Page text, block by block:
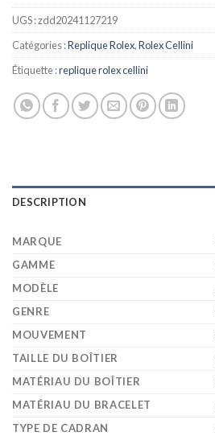
UGS :zdd20241127219
Catégories :Replique Rolex,Rolex Cellini
Étiquette :replique rolex cellini
DESCRIPTION
MARQUE
GAMME
MODÈLE
GENRE
MOUVEMENT
TAILLE DU BOÎTIER
MATÉRIAU DU BOÎTIER
MATÉRIAU DU BRACELET
TYPE DE CADRAN